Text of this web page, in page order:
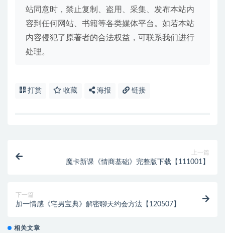
站同意时，禁止复制、盗用、采集、发布本站内
容到任何网站、书籍等各类媒体平台。如若本站
内容侵犯了原著者的合法权益，可联系我们进行
处理。
打赏 收藏 海报 链接
上一篇
魔卡新课《情商基础》完整版下载【111001】
下一篇
加一情感《宅男宝典》解密聊天约会方法【120507】
相关文章